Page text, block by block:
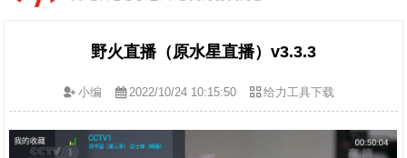
野火直播（原水星直播）v3.3.3
小编 2022/10/24 10:15:50 给力工具下载